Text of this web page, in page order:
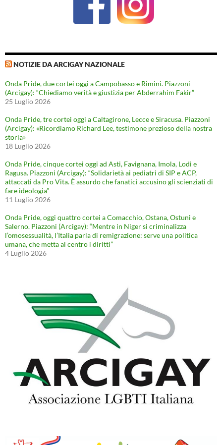
NOTIZIE DA ARCIGAY NAZIONALE
Onda Pride, due cortei oggi a Campobasso e Rimini. Piazzoni
(Arcigay): “Chiediamo verità e giustizia per Abderrahim Fakir”
25 Luglio 2026
Onda Pride, tre cortei oggi a Caltagirone, Lecce e Siracusa. Piazzoni
(Arcigay): «Ricordiamo Richard Lee, testimone prezioso della nostra
storia»
18 Luglio 2026
Onda Pride, cinque cortei oggi ad Asti, Favignana, Imola, Lodi e
Ragusa. Piazzoni (Arcigay): “Solidarietà ai pediatri di SIP e ACP,
attaccati da Pro Vita. È assurdo che fanatici accusino gli scienziati di
fare ideologia”
11 Luglio 2026
Onda Pride, oggi quattro cortei a Comacchio, Ostana, Ostuni e
Salerno. Piazzoni (Arcigay): “Mentre in Niger si criminalizza
l’omosessualità, l’Italia parla di remigrazione: serve una politica
umana, che metta al centro i diritti”
4 Luglio 2026